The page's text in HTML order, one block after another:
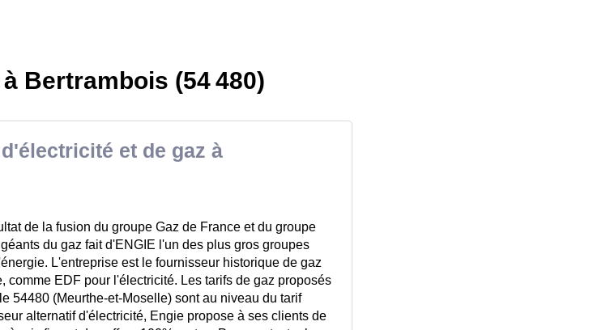
Bertrambois (54 480)
et de gaz à
de la fusion du groupe Gaz de France et du groupe
du gaz fait d'ENGIE l'un des plus gros groupes
L'entreprise est le fournisseur historique de gaz
comme EDF pour l'électricité. Les tarifs de gaz proposés
54480 (Meurthe-et-Moselle) sont au niveau du tarif
alternatif d'électricité, Engie propose à ses clients de